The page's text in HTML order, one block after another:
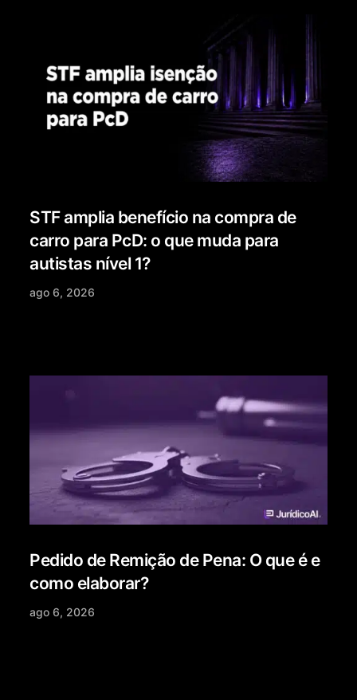
STF amplia benefício na compra de
carro para PcD: o que muda para
autistas nível 1?
ago 6, 2026
Pedido de Remição de Pena: O que é e
como elaborar?
ago 6, 2026